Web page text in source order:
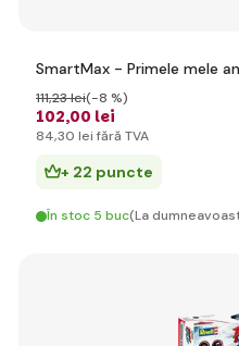
SmartMax - Primele mele
102,00 lei
111,23 lei(-8 %)
84,30 lei fără TVA
+ 22 puncte
În stoc 5 buc(La